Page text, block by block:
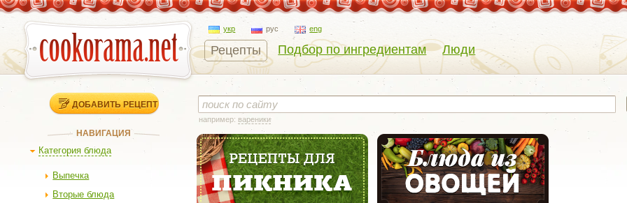
укр рус eng
Рецепты Подбор по ингредиентам Люди
ДОБАВИТЬ РЕЦЕПТ
НАВИГАЦИЯ
Категория блюда
Выпечка
Вторые блюда
например: вареники